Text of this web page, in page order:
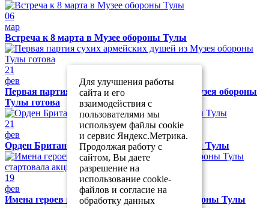
06
мар
Встреча к 8 марта в Музее обороны Тулы
21
фев
Первая партия сухих армейских душей из Музея обороны
Тулы готова
21
фев
Орден Британской империи в Музее обороны Тулы
19
фев
Имена героев на одном полотне: в музее обороны Тулы
Для улучшения работы
сайта и его
взаимодействия с
пользователями мы
используем файлы cookie
и сервис Яндекс.Метрика.
Продолжая работу с
сайтом, Вы даете
разрешение на
использование cookie-
файлов и согласие на
обработку данных